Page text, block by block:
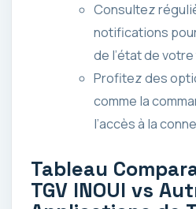
Consultez
notifications
de l’état de
Profitez des
comme la
l’accès à la
Tableau
TGV INOUI vs